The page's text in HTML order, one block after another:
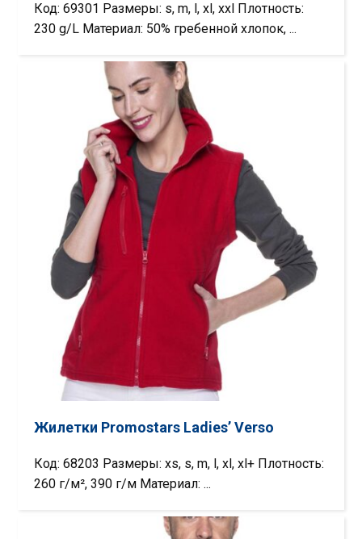
Код: 69301 Размеры: s, m, l, xl, xxl Плотность:
230 g/L Материал: 50% гребенной хлопок, ...
Жилетки Promostars Ladies’ Verso
Код: 68203 Размеры: xs, s, m, l, xl, xl+ Плотность:
260 г/м², 390 г/м Материал: ...